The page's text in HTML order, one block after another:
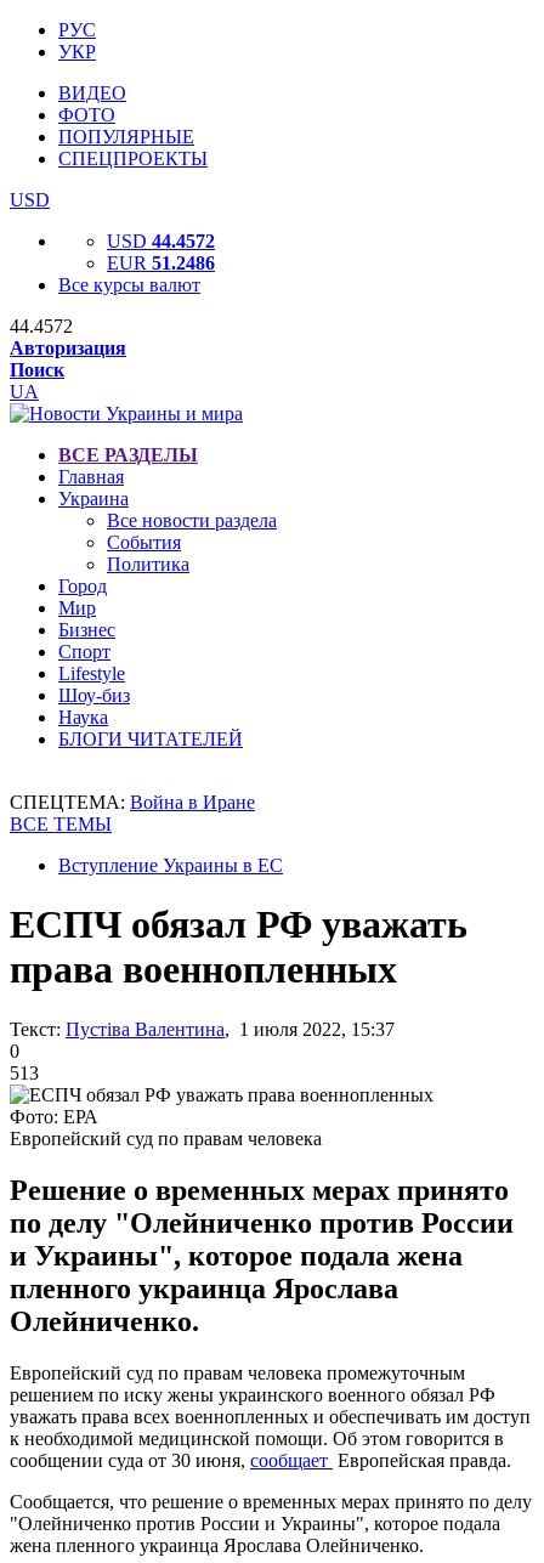
РУС
УКР
ВИДЕО
ФОТО
ПОПУЛЯРНЫЕ
СПЕЦПРОЕКТЫ
USD
USD 44.4572
EUR 51.2486
Все курсы валют
44.4572
Авторизация
Поиск
UA
ВСЕ РАЗДЕЛЫ
Главная
Украина
Все новости раздела
События
Политика
Город
Мир
Бизнес
Спорт
Lifestyle
Шоу-биз
Наука
БЛОГИ ЧИТАТЕЛЕЙ
СПЕЦТЕМА: Война в Иране
ВСЕ ТЕМЫ
Вступление Украины в ЕС
ЕСПЧ обязал РФ уважать
права военнопленных
Текст: Пустіва Валентина, 1 июля 2022, 15:37
0
513
Фото: ЕРА
Европейский суд по правам человека
Решение о временных мерах принято
по делу "Олейниченко против России
и Украины", которое подала жена
пленного украинца Ярослава
Олейниченко.
Европейский суд по правам человека промежуточным
решением по иску жены украинского военного обязал РФ
уважать права всех военнопленных и обеспечивать им доступ
к необходимой медицинской помощи. Об этом говорится в
сообщении суда от 30 июня, сообщает Европейская правда.
Сообщается, что решение о временных мерах принято по делу
"Олейниченко против России и Украины", которое подала
жена пленного украинца Ярослава Олейниченко.